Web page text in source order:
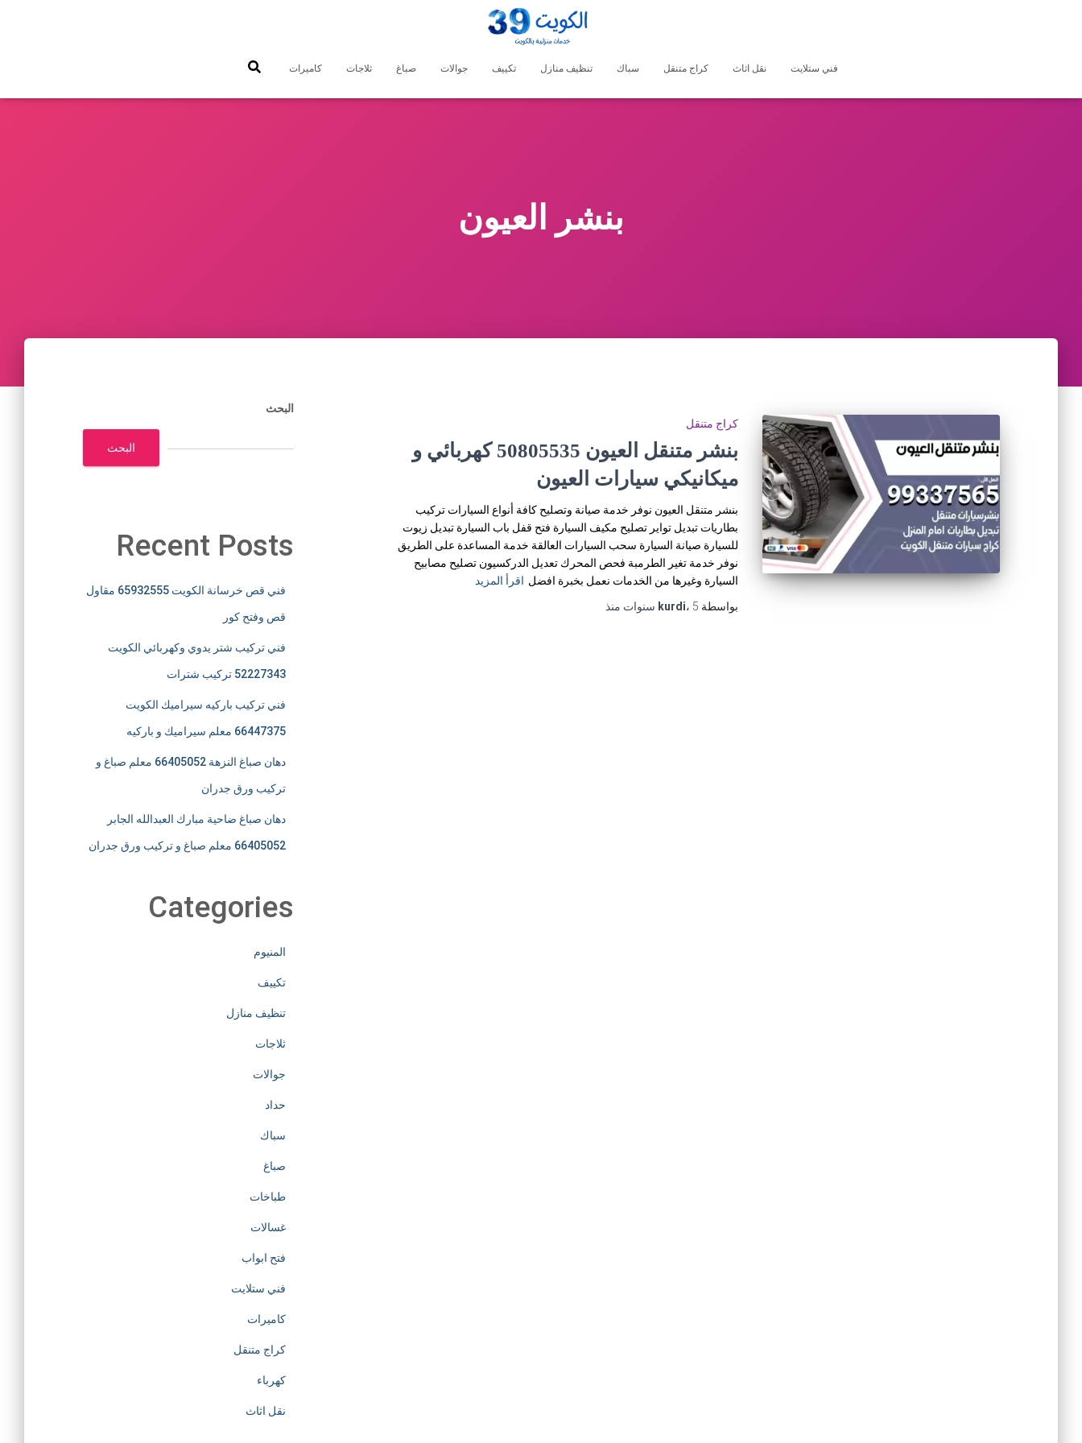
فني ستلايت نقل اثاث كراج متنقل سباك تنظيف منازل تكييف جوالات صباغ ثلاجات كاميرات
بنشر العيون
كراج متنقل
بنشر متنقل العيون 50805535‬ كهربائي و
ميكانيكي سيارات العيون
بنشر متنقل العيون نوفر خدمة صيانة وتصليح كافة أنواع السيارات تركيب
بطاريات تبديل تواير تصليح مكيف السيارة فتح قفل باب السيارة تبديل زيوت
للسيارة صيانة السيارة سحب السيارات العالقة خدمة المساعدة على الطريق
نوفر خدمة تغير الطرمبة فحص المحرك تعديل الدركسيون تصليح مصابيح
السيارة وغيرها من الخدمات نعمل بخبرة افضل اقرأ المزيد
بواسطة
kurdi، 5 سنوات منذ
البحث
البحث
Recent Posts
فني قص خرسانة الكويت 65932555 مقاول
قص وفتح كور
فني تركيب شتر يدوي وكهربائي الكويت
52227343 تركيب شترات
فني تركيب باركيه سيراميك الكويت
66447375 معلم سيراميك و باركيه
دهان صباغ النزهة 66405052 معلم صباغ و
تركيب ورق جدران
دهان صباغ ضاحية مبارك العبدالله الجابر
66405052 معلم صباغ و تركيب ورق جدران
Categories
المنيوم
تكييف
تنظيف منازل
ثلاجات
جوالات
حداد
سباك
صباغ
طباخات
غسالات
فتح ابواب
فني ستلايت
كاميرات
كراج متنقل
كهرباء
نقل اثاث